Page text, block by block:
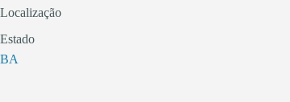
Localização
Estado
BA